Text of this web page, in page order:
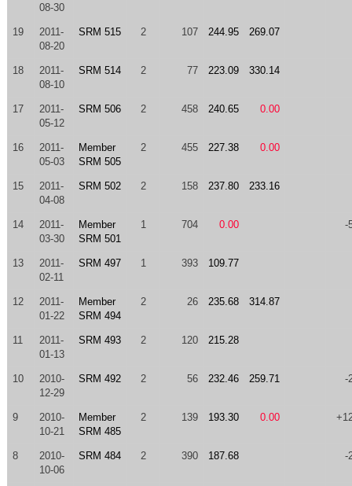
08-30
19
2011-
08-20
SRM 515 2 107 244.95 269.07
18
2011-
08-10
SRM 514 2 77 223.09 330.14
17
2011-
05-12
SRM 506 2 458 240.65 0.00
16
2011-
05-03
Member
SRM 505
2 455 227.38 0.00
15
2011-
04-08
SRM 502 2 158 237.80 233.16
14
2011-
03-30
Member
SRM 501
1 704 0.00 -
13
2011-
02-11
SRM 497 1 393 109.77
12
2011-
01-22
Member
SRM 494
2 26 235.68 314.87
11
2011-
01-13
SRM 493 2 120 215.28
10
2010-
12-29
SRM 492 2 56 232.46 259.71 -
9
2010-
10-21
Member
SRM 485
2 139 193.30 0.00
8
2010-
10-06
SRM 484 2 390 187.68 -